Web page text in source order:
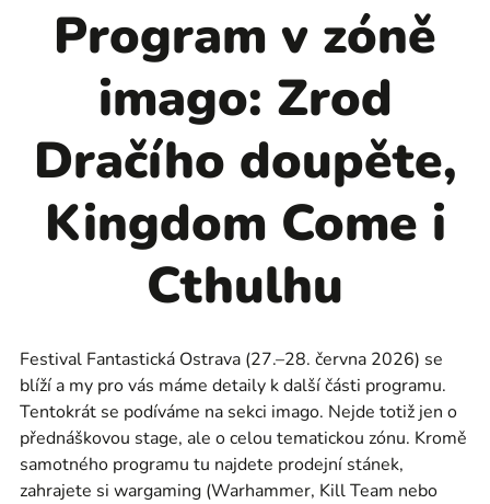
Program v zóně
imago: Zrod
Dračího doupěte,
Kingdom Come i
Cthulhu
Festival Fantastická Ostrava (27.–28. června 2026) se
blíží a my pro vás máme detaily k další části programu.
Tentokrát se podíváme na sekci imago. Nejde totiž jen o
přednáškovou stage, ale o celou tematickou zónu. Kromě
samotného programu tu najdete prodejní stánek,
zahrajete si wargaming (Warhammer, Kill Team nebo